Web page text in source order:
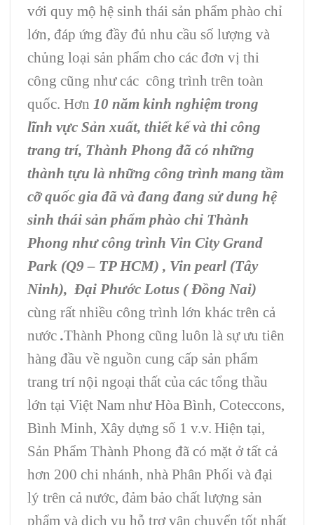
với quy mộ hệ sinh thái sản phẩm phào chỉ
lớn, đáp ứng đầy đủ nhu cầu số lượng và
chủng loại sản phẩm cho các đơn vị thi
công cũng như các công trình trên toàn
quốc. Hơn 10 năm kinh nghiệm trong
lĩnh vực Sản xuất, thiết kế và thi công
trang trí, Thành Phong đã có những
thành tựu là những công trình mang tầm
cỡ quốc gia đã và đang đang sử dung hệ
sinh thái sản phẩm phào chỉ Thành
Phong như công trình Vin City Grand
Park (Q9 – TP HCM) , Vin pearl (Tây
Ninh), Đại Phước Lotus ( Đồng Nai)
cùng rất nhiều công trình lớn khác trên cả
nước .Thành Phong cũng luôn là sự ưu tiên
hàng đầu về nguồn cung cấp sản phẩm
trang trí nội ngoại thất của các tổng thầu
lớn tại Việt Nam như Hòa Bình, Coteccons,
Bình Minh, Xây dựng số 1 v.v. Hiện tại,
Sản Phẩm Thành Phong đã có mặt ở tất cả
hơn 200 chi nhánh, nhà Phân Phối và đại
lý trên cả nước, đảm bảo chất lượng sản
phẩm và dịch vụ hỗ trợ vận chuyển tốt nhất